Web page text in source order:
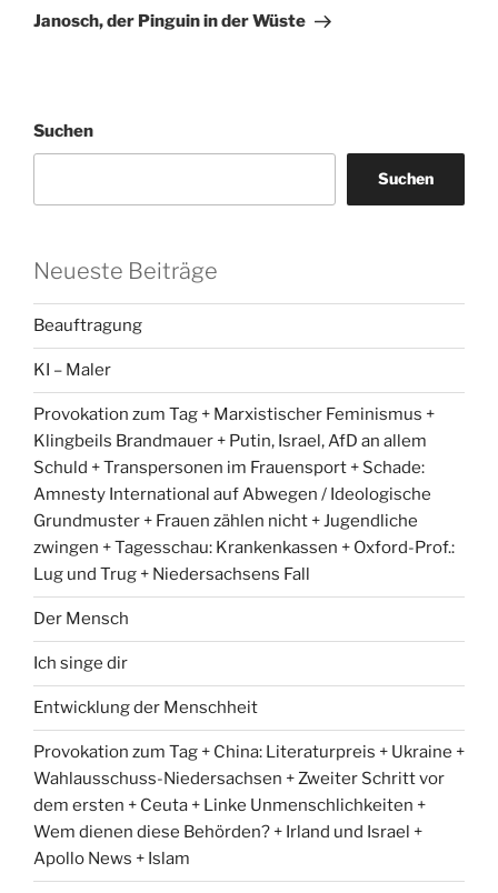
Beitrag
Janosch, der Pinguin in der Wüste
Suchen
Suchen
Neueste Beiträge
Beauftragung
KI – Maler
Provokation zum Tag + Marxistischer Feminismus +
Klingbeils Brandmauer + Putin, Israel, AfD an allem
Schuld + Transpersonen im Frauensport + Schade:
Amnesty International auf Abwegen / Ideologische
Grundmuster + Frauen zählen nicht + Jugendliche
zwingen + Tagesschau: Krankenkassen + Oxford-Prof.:
Lug und Trug + Niedersachsens Fall
Der Mensch
Ich singe dir
Entwicklung der Menschheit
Provokation zum Tag + China: Literaturpreis + Ukraine +
Wahlausschuss-Niedersachsen + Zweiter Schritt vor
dem ersten + Ceuta + Linke Unmenschlichkeiten +
Wem dienen diese Behörden? + Irland und Israel +
Apollo News + Islam